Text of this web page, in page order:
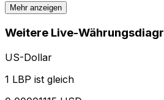
Mehr anzeigen
Weitere Live-
US-Dollar
1 LBP ist gleich